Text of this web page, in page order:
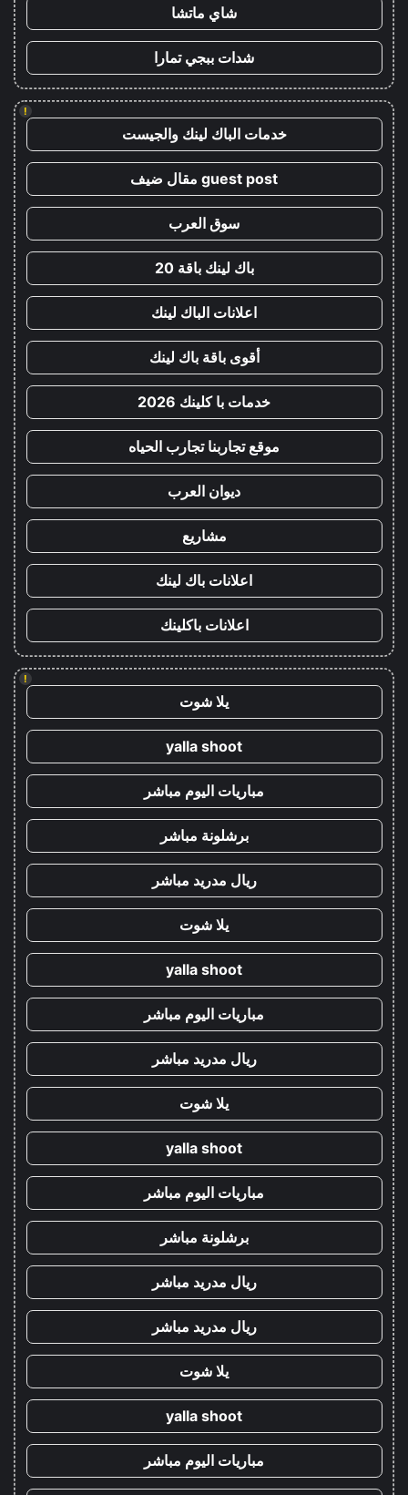
شاي ماتشا
شدات ببجي تمارا
!
خدمات الباك لينك والجيست
guest post مقال ضيف
سوق العرب
باك لينك باقة 20
اعلانات الباك لينك
أقوى باقة باك لينك
خدمات با كلينك 2026
موقع تجاربنا تجارب الحياه
ديوان العرب
مشاريع
اعلانات باك لينك
اعلانات باكلينك
!
يلا شوت
yalla shoot
مباريات اليوم مباشر
برشلونة مباشر
ريال مدريد مباشر
يلا شوت
yalla shoot
مباريات اليوم مباشر
ريال مدريد مباشر
يلا شوت
yalla shoot
مباريات اليوم مباشر
برشلونة مباشر
ريال مدريد مباشر
ريال مدريد مباشر
يلا شوت
yalla shoot
مباريات اليوم مباشر